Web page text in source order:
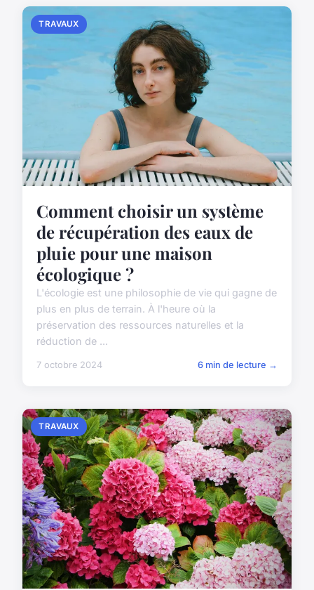
TRAVAUX
Comment choisir un système
de récupération des eaux de
pluie pour une maison
écologique ?
L'écologie est une philosophie de vie qui gagne de
plus en plus de terrain. À l'heure où la
préservation des ressources naturelles et la
réduction de ...
7 octobre 2024 6 min de lecture →
TRAVAUX